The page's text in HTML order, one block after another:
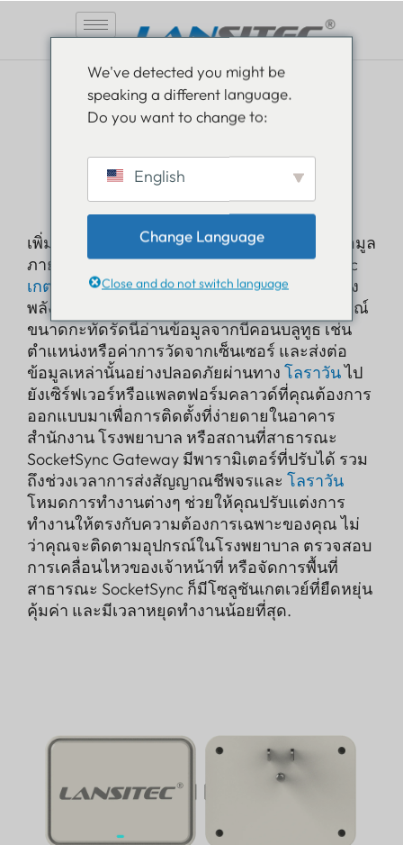
โลราวัน
ซ็อกเก็ตซิงค์
เกตเวย์บลูทูธ
เพิ่มประสิทธิภาพการติดตามและเก็บรวบรวมข้อมูล
ภายในอาคารของคุณด้วย Lansitec SocketSync
เกตเวย์บลูทูธ. สร้างขึ้นจากการผสมผสานอันทรง
พลังของ BLE และ
, อุปกรณ์
ขนาดกะทัดรัดนี้อ่านข้อมูลจากบีคอนบลูทูธ เช่น
ตำแหน่งหรือค่าการวัดจากเซ็นเซอร์ และส่งต่อ
ข้อมูลเหล่านั้นอย่างปลอดภัยผ่านทาง โลราวันไป
ยังเซิร์ฟเวอร์หรือแพลตฟอร์มคลาวด์ที่คุณต้องการ
ออกแบบมาเพื่อการติดตั้งที่ง่ายดายในอาคาร
สำนักงาน โรงพยาบาล หรือสถานที่สาธารณะ
SocketSync Gateway มีพารามิเตอร์ที่ปรับได้ รวม
ถึงช่วงเวลาการส่งสัญญาณชีพจรและ โลราวัน
โหมดการทำงานต่างๆ ช่วยให้คุณปรับแต่งการ
ทำงานให้ตรงกับความต้องการเฉพาะของคุณ ไม่
ว่าคุณจะติดตามอุปกรณ์ในโรงพยาบาล ตรวจสอบ
การเคลื่อนไหวของเจ้าหน้าที่ หรือจัดการพื้นที่
สาธารณะ SocketSync ก็มีโซลูชันเกตเวย์ที่ยืดหยุ่น
คุ้มค่า และมีเวลาหยุดทำงานน้อยที่สุด.
We've detected you might be
speaking a different language.
Do you want to change to:
English
Change Language
Close and do not switch language